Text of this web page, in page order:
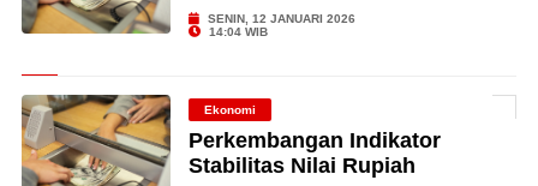
SENIN, 12 JANUARI 2026
14:04 WIB
Ekonomi
Perkembangan Indikator
Stabilitas Nilai Rupiah